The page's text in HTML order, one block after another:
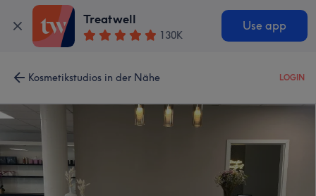
Treatwell
130K
Use app
Kosmetikstudios in der Nähe LOGIN